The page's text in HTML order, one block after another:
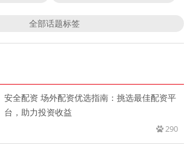
全部话题标签
安全配资 场外配资优选指南：挑选最佳配资平
台，助力投资收益
290